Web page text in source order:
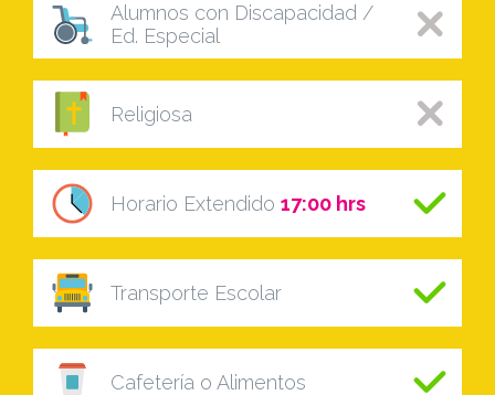
Alumnos con Discapacidad /
Ed. Especial
Religiosa
Horario Extendido 17:00 hrs
Transporte Escolar
Cafetería o Alimentos